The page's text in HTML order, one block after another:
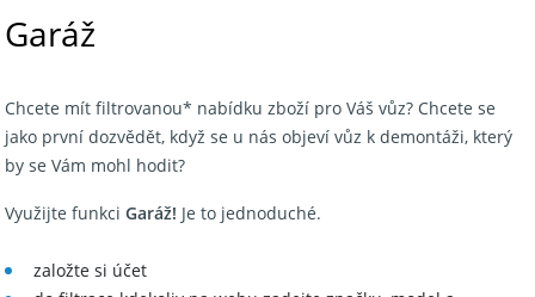
Garáž
Chcete mít filtrovanou* nabídku zboží pro Váš vůz? Chcete se
jako první dozvědět, když se u nás objeví vůz k demontáži, který
by se Vám mohl hodit?
Využijte funkci Garáž! Je to jednoduché.
založte si účet